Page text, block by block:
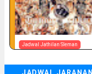
Jadwal Jathilan Sleman